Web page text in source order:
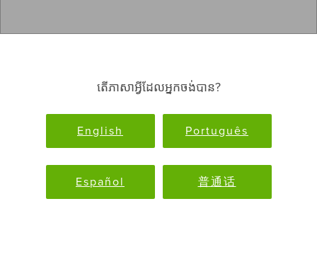
តើភាសាអ្វីដែលអ្នកចង់បាន?
English Português
Español 普通话